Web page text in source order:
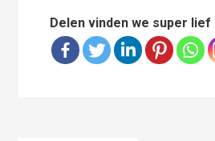
Delen vinden we super lief